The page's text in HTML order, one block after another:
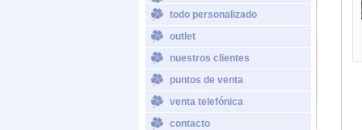
todo personalizado
outlet
nuestros clientes
puntos de venta
venta telefónica
contacto